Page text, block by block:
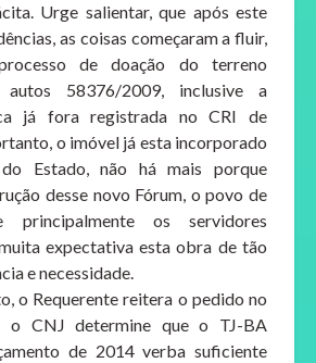
Urge salientar, que após este
as coisas começaram a fluir,
de doação do terreno
autos 58376/2009, inclusive a
já fora registrada no CRI de
o imóvel já esta incorporado
Estado, não há mais porque
desse novo Fórum, o povo de
principalmente os servidores
expectativa esta obra de tão
e necessidade.
reitera o pedido no
o CNJ determine que o TJ-BA
de 2014 verba suficiente